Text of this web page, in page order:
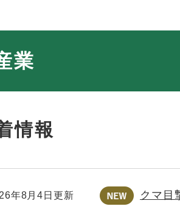
業
情報
年8月4日更新 クマ目